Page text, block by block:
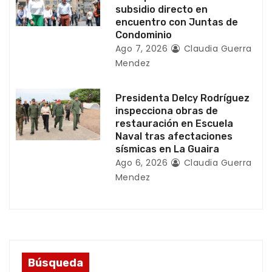
d
subsidio directo en
encuentro con Juntas de
Condominio
Ago 7, 2026
Claudia Guerra
Mendez
Presidenta Delcy Rodríguez
inspecciona obras de
restauración en Escuela
Naval tras afectaciones
sísmicas en La Guaira
Ago 6, 2026
Claudia Guerra
Mendez
Búsqueda